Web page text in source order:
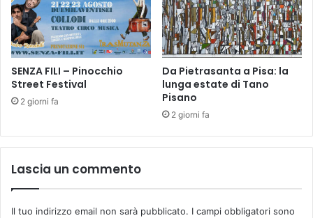
v
o
s
u
l
l
e
s
i
SENZA FILI – Pinocchio
Street Festival
2 giorni fa
Da Pietrasanta a Pisa: la
lunga estate di Tano
Pisano
2 giorni fa
Lascia un commento
Il tuo indirizzo email non sarà pubblicato. I campi obbligatori sono